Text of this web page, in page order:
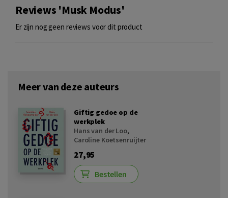
Reviews 'Musk Modus'
Er zijn nog geen reviews voor dit product
Meer van deze auteurs
Giftig gedoe op de
werkplek
Hans van der Loo,
Caroline Koetsenruijter
27,95
Bestellen